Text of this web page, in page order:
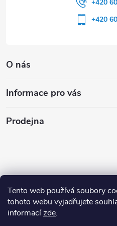
Tento web používá soubory
tohoto webu vyjadřujete
informacízde.
O nás
Informace pro vás
+420
+420
Prodejna